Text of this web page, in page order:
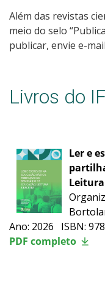
Além das revistas
meio do selo
publicar, envie e-
Livros do
Ler e
Ano: 2026 ISBN:
PDF completo